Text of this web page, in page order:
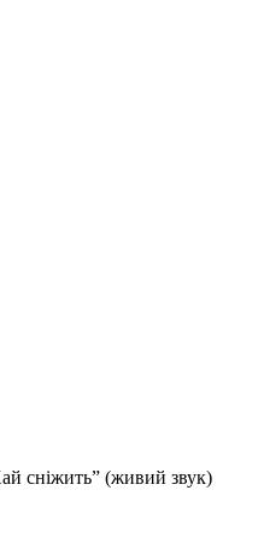
сніжить” (живий звук)